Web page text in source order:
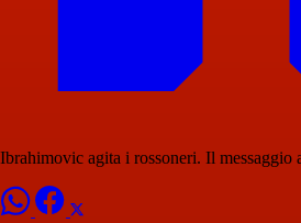
Ibrahimovic agita i rossoneri. Il